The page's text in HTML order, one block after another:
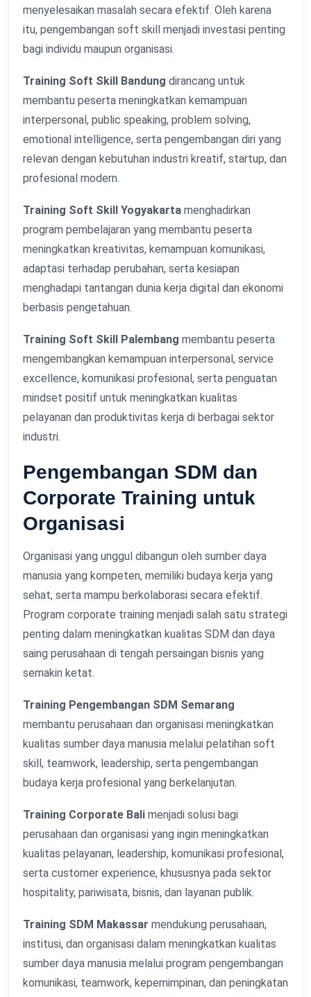
menyelesaikan masalah secara efektif. Oleh karena
itu, pengembangan soft skill menjadi investasi penting
bagi individu maupun organisasi.
Training Soft Skill Bandung dirancang untuk
membantu peserta meningkatkan kemampuan
interpersonal, public speaking, problem solving,
emotional intelligence, serta pengembangan diri yang
relevan dengan kebutuhan industri kreatif, startup, dan
profesional modern.
Training Soft Skill Yogyakarta menghadirkan
program pembelajaran yang membantu peserta
meningkatkan kreativitas, kemampuan komunikasi,
adaptasi terhadap perubahan, serta kesiapan
menghadapi tantangan dunia kerja digital dan ekonomi
berbasis pengetahuan.
Training Soft Skill Palembang membantu peserta
mengembangkan kemampuan interpersonal, service
excellence, komunikasi profesional, serta penguatan
mindset positif untuk meningkatkan kualitas
pelayanan dan produktivitas kerja di berbagai sektor
industri.
Pengembangan SDM dan
Corporate Training untuk
Organisasi
Organisasi yang unggul dibangun oleh sumber daya
manusia yang kompeten, memiliki budaya kerja yang
sehat, serta mampu berkolaborasi secara efektif.
Program corporate training menjadi salah satu strategi
penting dalam meningkatkan kualitas SDM dan daya
saing perusahaan di tengah persaingan bisnis yang
semakin ketat.
Training Pengembangan SDM Semarang
membantu perusahaan dan organisasi meningkatkan
kualitas sumber daya manusia melalui pelatihan soft
skill, teamwork, leadership, serta pengembangan
budaya kerja profesional yang berkelanjutan.
Training Corporate Bali menjadi solusi bagi
perusahaan dan organisasi yang ingin meningkatkan
kualitas pelayanan, leadership, komunikasi profesional,
serta customer experience, khususnya pada sektor
hospitality, pariwisata, bisnis, dan layanan publik.
Training SDM Makassar mendukung perusahaan,
institusi, dan organisasi dalam meningkatkan kualitas
sumber daya manusia melalui program pengembangan
komunikasi, teamwork, kepemimpinan, dan peningkatan